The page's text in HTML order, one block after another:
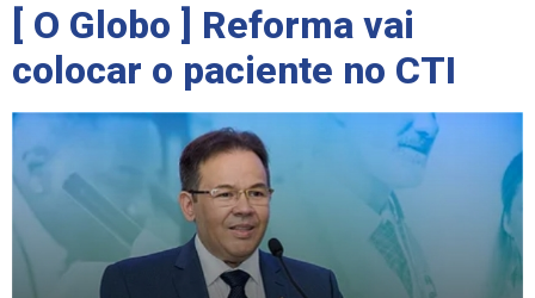
[ O Globo ] Reforma vai
colocar o paciente no CTI